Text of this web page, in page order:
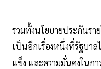
รวมทั้งนโยบายประกันร
เป็นอีกเรื่องหนึ่งที่รัฐบาล
แข็ง และความมั่นคงในก